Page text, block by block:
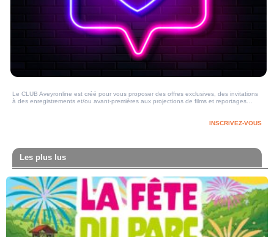
Le CLUB Aveyronline est créé pour vous proposer des offres exclusives, des invitations
à des enregistrements et/ou avant-premières aux projections de films et reportages…
INSCRIVEZ-VOUS
Les plus lus